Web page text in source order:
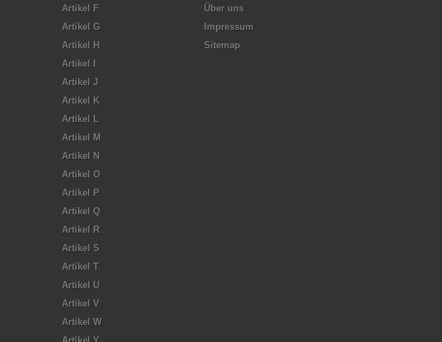
Artikel F
Artikel G
Artikel H
Artikel I
Artikel J
Artikel K
Artikel L
Artikel M
Artikel N
Artikel O
Artikel P
Artikel Q
Artikel R
Artikel S
Artikel T
Artikel U
Artikel V
Artikel W
Über uns
Impressum
Sitemap